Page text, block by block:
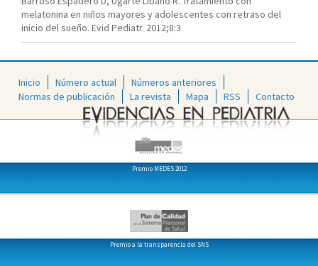
melatonina en niños mayores y adolescentes con retraso del
inicio del sueño. Evid Pediatr. 2012;8:3.
Inicio Número actual
Números anteriores
Normas de publicación
La revista Mapa RSS Contacto
Premio MEDES 2012
Premio a la transparencia del SNS